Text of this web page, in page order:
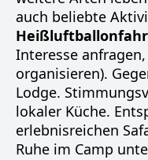
auch beliebte
Interesse
organisieren).
Lodge.
lokaler Küche.
erlebnisreichen
Ruhe im Camp